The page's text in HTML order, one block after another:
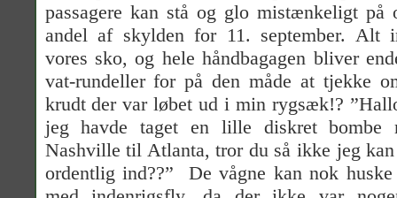
passagere kan stå og glo mistænkeligt
andel af skylden for 11. september. Alt
vores sko, og hele håndbagagen bliver
vat-rundeller for på den måde at tjekke
krudt der var løbet ud i min rygsæk!?
jeg havde taget en lille diskret bombe
Nashville til Atlanta, tror du så ikke jeg
ordentlig ind??”
De vågne kan nok